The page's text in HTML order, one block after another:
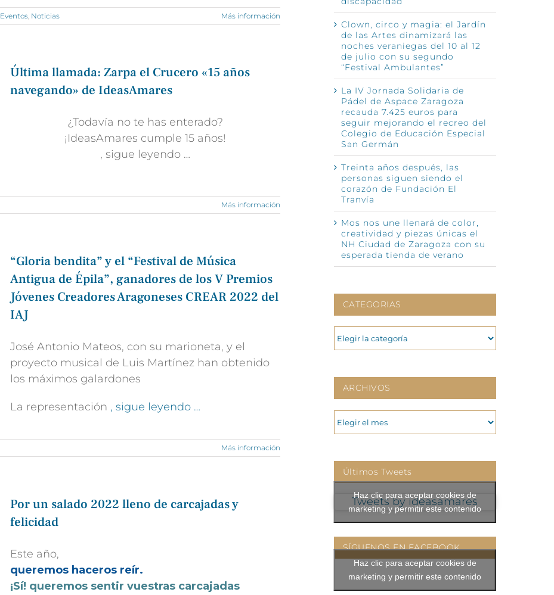
Eventos, Noticias Más información
Última llamada: Zarpa el Crucero «15 años
navegando» de IdeasAmares
¿Todavía no te has enterado?
¡IdeasAmares cumple 15 años!
, sigue leyendo …
Más información
“Gloria bendita” y el “Festival de Música
Antigua de Épila”, ganadores de los V Premios
Jóvenes Creadores Aragoneses CREAR 2022 del
IAJ
José Antonio Mateos, con su marioneta, y el
proyecto musical de Luis Martínez han obtenido
los máximos galardones
La representación , sigue leyendo …
Más información
Por un salado 2022 lleno de carcajadas y
felicidad
Este año,
queremos haceros reír.
¡Sí! queremos sentir vuestras carcajadas
Clown, circo y magia: el Jardín
de las Artes dinamizará las
noches veraniegas del 10 al 12
de julio con su segundo
“Festival Ambulantes”
La IV Jornada Solidaria de
Pádel de Aspace Zaragoza
recauda 7.425 euros para
seguir mejorando el recreo del
Colegio de Educación Especial
San Germán
Treinta años después, las
personas siguen siendo el
corazón de Fundación El
Tranvía
Mos nos une llenará de color,
creatividad y piezas únicas el
NH Ciudad de Zaragoza con su
esperada tienda de verano
CATEGORIAS
CATEGORIAS
ARCHIVOS
ARCHIVOS
Últimos Tweets
Tweets by ideasamares
Haz clic para aceptar cookies de
marketing y permitir este contenido
SÍGUENOS EN FACEBOOK
Haz clic para aceptar cookies de
marketing y permitir este contenido